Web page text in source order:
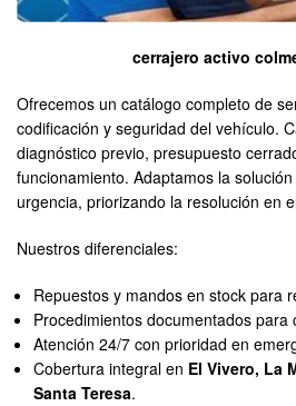
cerrajero activo
Ofrecemos un catálogo completo de
codificación y seguridad del vehículo.
diagnóstico previo, presupuesto
funcionamiento. Adaptamos la
urgencia, priorizando la resolución en
Nuestros diferenciales:
Repuestos y mandos en stock para
Procedimientos documentados para
Atención 24/7 con prioridad en
Cobertura integral en El Vivero, La
Santa Teresa.